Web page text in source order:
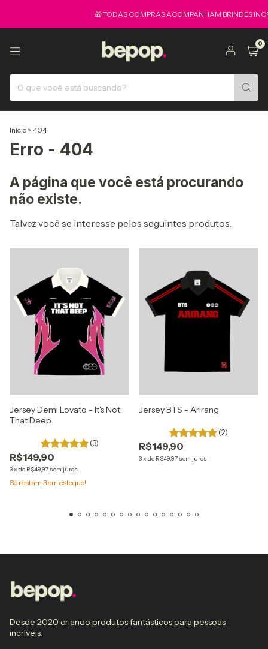
🎁 TODAS COMPRAS ACOMPANHAM BRINDES
0
Início > 404
Erro - 404
A página que você está procurando
não existe.
Talvez você se interesse pelos seguintes produtos.
Jersey Demi Lovato - It's Not
That Deep
(3)
R$149,90
3x de R$49,97 sem juros
Só restam 3em estoque!
Jersey BTS - Arirang
(2)
R$149,90
3x de R$49,97 sem juros
Desde 2020 criando produtos fantásticos para pessoas
incríveis.